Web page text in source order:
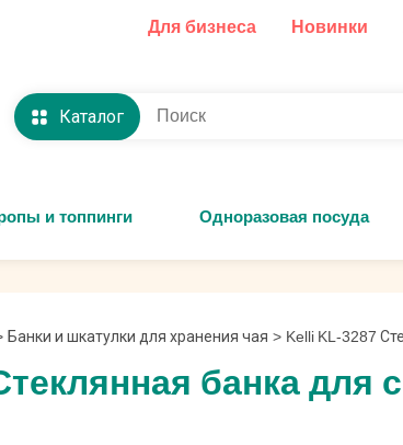
Для бизнеса Новинки
Каталог
и топпинги Одноразовая посуда
Банки и шкатулки для хранения чая > Kelli KL-3287
банка